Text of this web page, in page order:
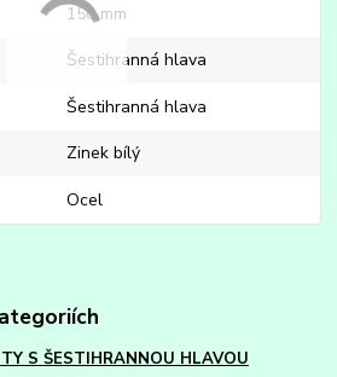
150 mm
Šestihranná hlava
Šestihranná hlava
Zinek bílý
Ocel
S ŠESTIHRANNOU HLAVOU